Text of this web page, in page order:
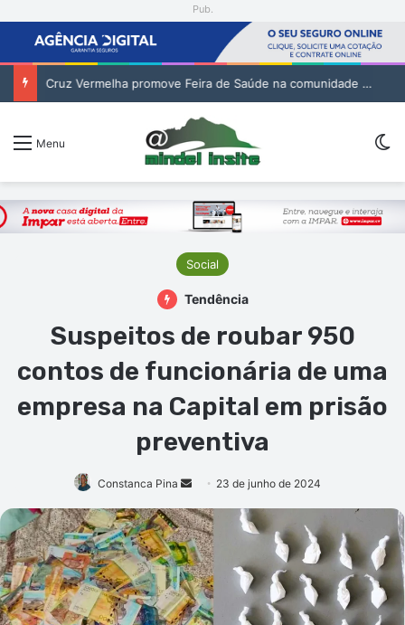
Pub.
Cruz Vermelha promove Feira de Saúde na comunidade de Pilão Cão
Menu
Social
Tendência
Suspeitos de roubar 950
contos de funcionária de uma
empresa na Capital em prisão
preventiva
Constanca Pina
Mande
e-
mail
23 de junho de 2024